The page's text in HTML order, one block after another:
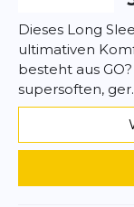
Dieses Long
ultimativen
besteht aus
supersoften,